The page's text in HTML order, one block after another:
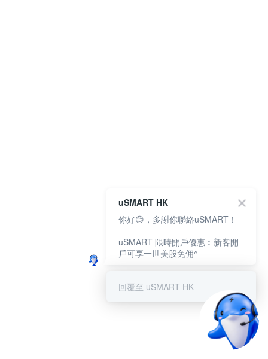
uSMART HK
你好😊，多謝你聯絡uSMART！
uSMART 限時開戶優惠︰新客開
戶可享一世美股免佣^
回覆至 uSMART HK